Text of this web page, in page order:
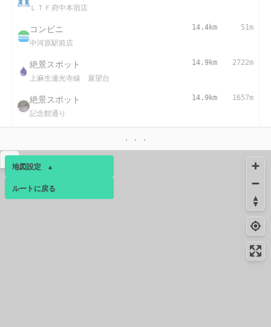
ＬＴＦ府中本宿店
コンビニ
中河原駅前店
14.4km 51m
絶景スポット
上麻生連光寺線 展望台
14.9km 2722m
絶景スポット
記念館通り
14.9km 1657m
いろは坂
コンビニ
日野四谷橋店
201m
197m
地図設定 ▴
ベース ▴
ルートに戻る